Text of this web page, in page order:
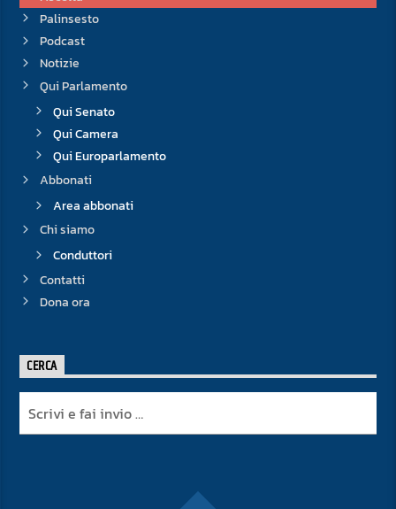
Palinsesto
Podcast
Notizie
Qui Parlamento
Qui Senato
Qui Camera
Qui Europarlamento
Abbonati
Area abbonati
Chi siamo
Conduttori
Contatti
Dona ora
CERCA